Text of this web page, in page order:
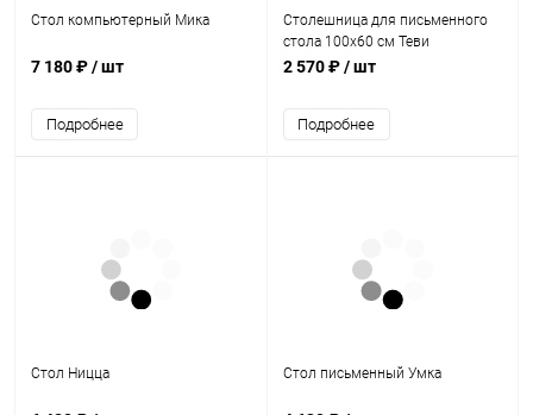
Стол компьютерный Мика
7 180 ₽/ шт
Подробнее
Столешница для письменного
стола 100х60 см Теви
2 570 ₽/ шт
Подробнее
Стол Ницца Стол письменный Умка